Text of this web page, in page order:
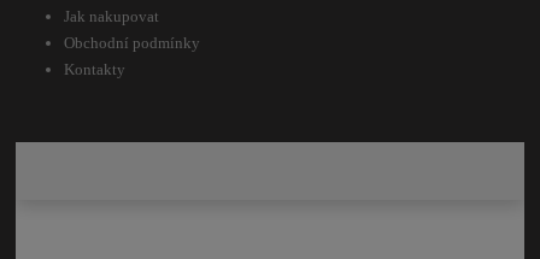
Jak nakupovat
Obchodní podmínky
Kontakty